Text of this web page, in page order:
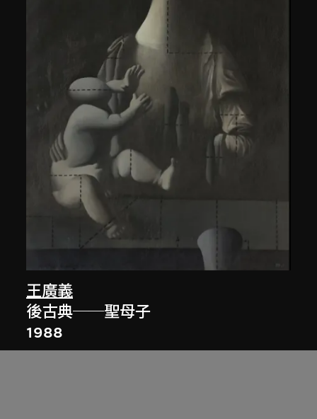
王廣義
後古典──聖母子
1988